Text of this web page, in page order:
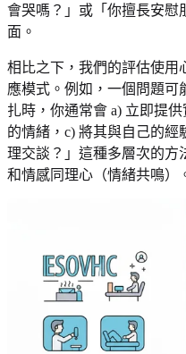
會哭嗎？」或「你擅長安慰
面。
相比之下，我們的評估使用
應模式。例如，一個問題可
扎時，你通常會 a) 立即提
的情緒，c) 將其與自己的經
理交談？」這種多層次的方
和情感同理心（情緒共鳴）